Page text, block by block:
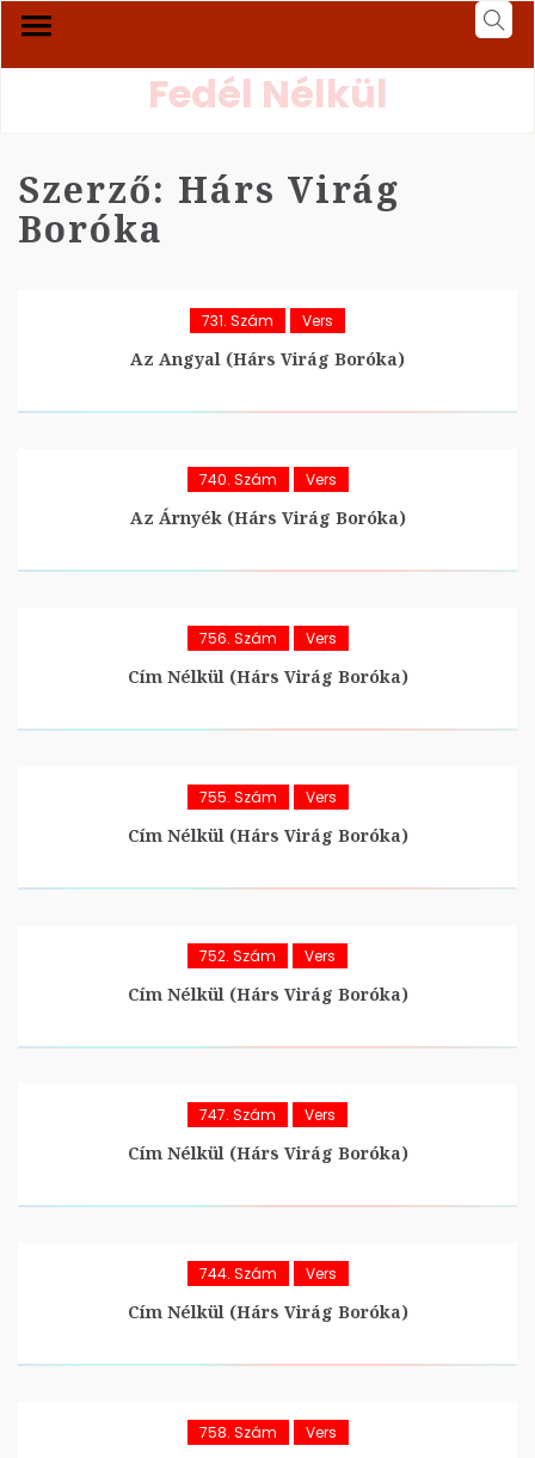
Fedél Nélkül
Szerző: Hárs Virág
Boróka
731. Szám Vers
Az Angyal (Hárs Virág Boróka)
740. Szám Vers
Az Árnyék (Hárs Virág Boróka)
756. Szám Vers
Cím Nélkül (Hárs Virág Boróka)
755. Szám Vers
Cím Nélkül (Hárs Virág Boróka)
752. Szám Vers
Cím Nélkül (Hárs Virág Boróka)
747. Szám Vers
Cím Nélkül (Hárs Virág Boróka)
744. Szám Vers
Cím Nélkül (Hárs Virág Boróka)
758. Szám Vers